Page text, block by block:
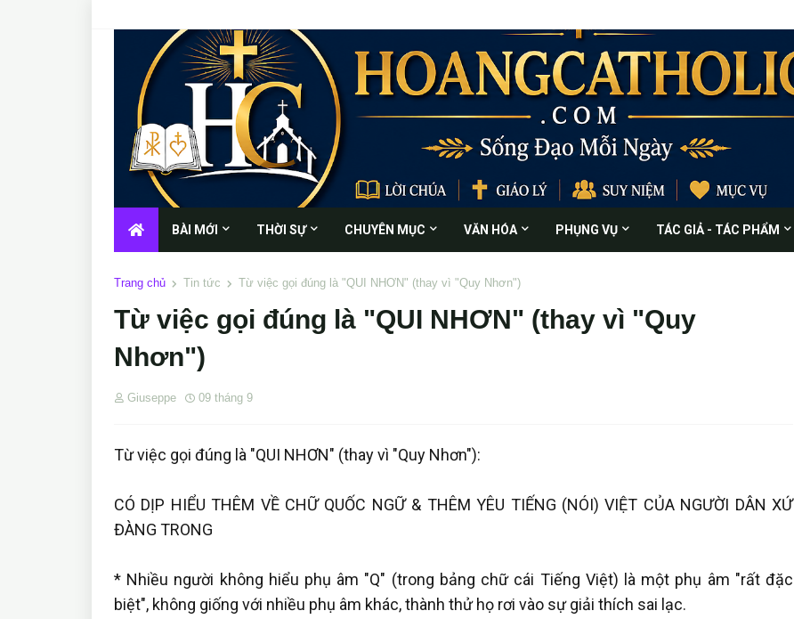
BÀI MỚI THỜI SỰ CHUYÊN MỤC VĂN HÓA PHỤNG VỤ TÁC GIẢ - TÁC PHẨM
Trang chủ Tin tức Từ việc gọi đúng là "QUI NHƠN" (thay vì "Quy Nhơn")
Từ việc gọi đúng là "QUI NHƠN" (thay vì "Quy
Nhơn")
Giuseppe 09 tháng 9
Từ việc gọi đúng là "QUI NHƠN" (thay vì "Quy Nhơn"):
CÓ DỊP HIỂU THÊM VỀ CHỮ QUỐC NGỮ & THÊM YÊU TIẾNG (NÓI) VIỆT CỦA NGƯỜI DÂN XỨ
ĐÀNG TRONG
* Nhiều người không hiểu phụ âm "Q" (trong bảng chữ cái Tiếng Việt) là một phụ âm "rất đặc
biệt", không giống với nhiều phụ âm khác, thành thử họ rơi vào sự giải thích sai lạc.